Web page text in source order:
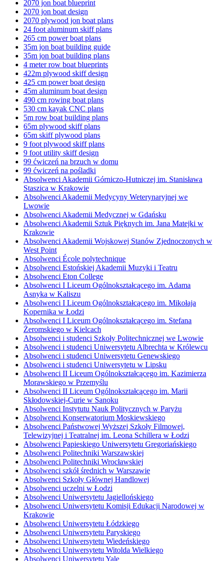
2070 jon boat blueprint
2070 jon boat design
2070 plywood jon boat plans
24 foot aluminum skiff plans
265 cm power boat plans
35m jon boat building guide
35m jon boat building plans
4 meter row boat blueprints
422m plywood skiff design
425 cm power boat design
45m aluminum boat design
490 cm rowing boat plans
530 cm kayak CNC plans
5m row boat building plans
65m plywood skiff plans
65m skiff plywood plans
9 foot plywood skiff plans
9 foot utility skiff design
99 ćwiczeń na brzuch w domu
99 ćwiczeń na pośladki
Absolwenci Akademii Górniczo-Hutniczej im. Stanisława
Staszica w Krakowie
Absolwenci Akademii Medycyny Weterynaryjnej we
Lwowie
Absolwenci Akademii Medycznej w Gdańsku
Absolwenci Akademii Sztuk Pięknych im. Jana Matejki w
Krakowie
Absolwenci Akademii Wojskowej Stanów Zjednoczonych w
West Point
Absolwenci École polytechnique
Absolwenci Estońskiej Akademii Muzyki i Teatru
Absolwenci Eton College
Absolwenci I Liceum Ogólnokształcącego im. Adama
Asnyka w Kaliszu
Absolwenci I Liceum Ogólnokształcącego im. Mikołaja
Kopernika w Łodzi
Absolwenci I Liceum Ogólnokształcącego im. Stefana
Żeromskiego w Kielcach
Absolwenci i studenci Szkoły Politechnicznej we Lwowie
Absolwenci i studenci Uniwersytetu Albrechta w Królewcu
Absolwenci i studenci Uniwersytetu Genewskiego
Absolwenci i studenci Uniwersytetu w Lipsku
Absolwenci II Liceum Ogólnokształcącego im. Kazimierza
Morawskiego w Przemyślu
Absolwenci II Liceum Ogólnokształcącego im. Marii
Skłodowskiej-Curie w Sanoku
Absolwenci Instytutu Nauk Politycznych w Paryżu
Absolwenci Konserwatorium Moskiewskiego
Absolwenci Państwowej Wyższej Szkoły Filmowej,
Telewizyjnej i Teatralnej im. Leona Schillera w Łodzi
Absolwenci Papieskiego Uniwersytetu Gregoriańskiego
Absolwenci Politechniki Warszawskiej
Absolwenci Politechniki Wrocławskiej
Absolwenci szkół średnich w Warszawie
Absolwenci Szkoły Głównej Handlowej
Absolwenci uczelni w Łodzi
Absolwenci Uniwersytetu Jagiellońskiego
Absolwenci Uniwersytetu Komisji Edukacji Narodowej w
Krakowie
Absolwenci Uniwersytetu Łódzkiego
Absolwenci Uniwersytetu Paryskiego
Absolwenci Uniwersytetu Wiedeńskiego
Absolwenci Uniwersytetu Witolda Wielkiego
Absolwenci Uniwersytetu Yale